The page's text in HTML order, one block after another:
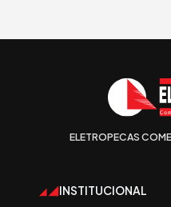
ELETROPECAS
INSTITUCIONAL